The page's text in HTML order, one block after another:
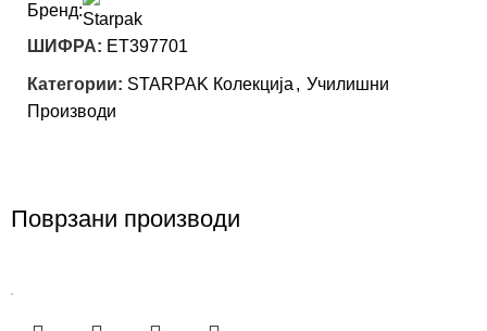
Бренд:
ШИФРА: ET397701
Категории: STARPAK Колекција , Училишни
Производи
Поврзани производи